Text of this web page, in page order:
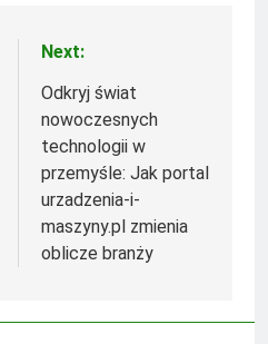
Next:
Odkryj świat
nowoczesnych
technologii w
przemyśle: Jak portal
urzadzenia-i-
maszyny.pl zmienia
oblicze branży